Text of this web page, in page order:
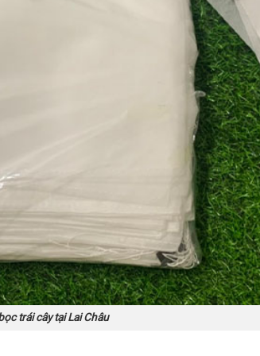
trái cây tại Lai Châu